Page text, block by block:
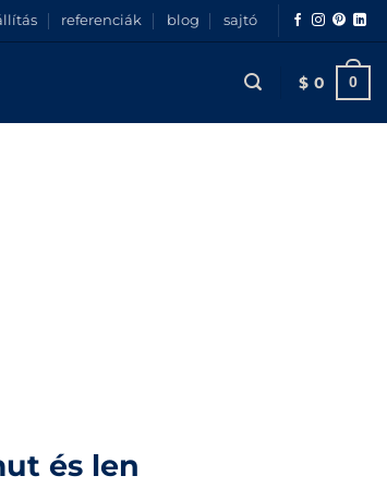
referenciák blog sajtó
$ 0 0
és len